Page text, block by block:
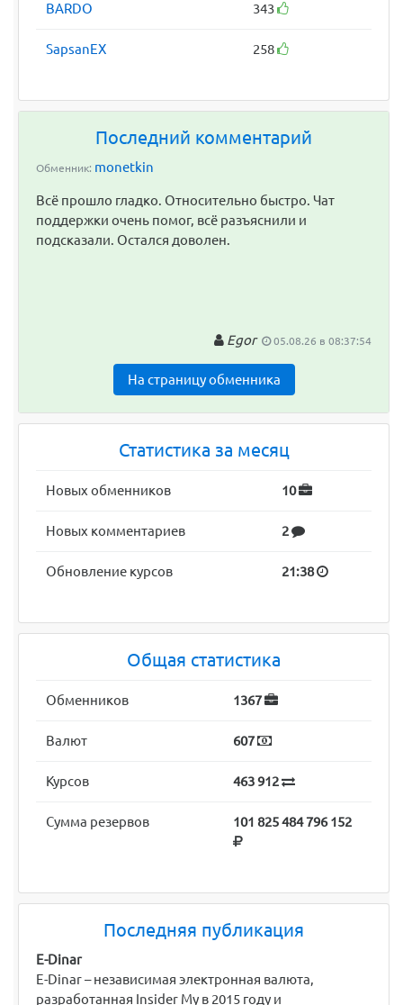
BARDO 343
SapsanEX 258
Последний комментарий
Обменник: monetkin
Всё прошло гладко. Относительно быстро. Чат
поддержки очень помог, всё разъяснили и
подсказали. Остался доволен.
Egor 05.08.26 в 08:37:54
На страницу обменника
Статистика за месяц
Новых обменников 10
Новых комментариев 2
Обновление курсов 21:38
Общая статистика
Обменников 1367
Валют 607
Курсов 463 912
Сумма резервов 101 825 484 796 152
Последняя публикация
E-Dinar
E-Dinar – независимая электронная валюта,
разработанная Insider My в 2015 году и